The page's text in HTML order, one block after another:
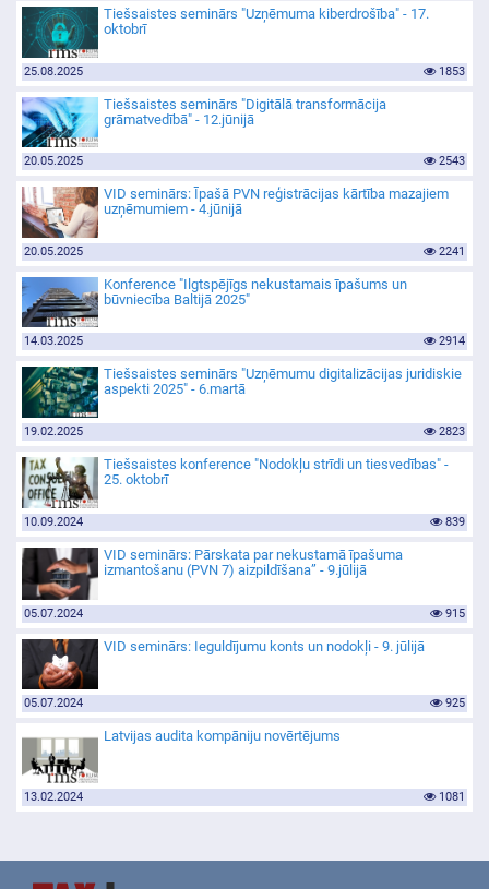
Tiešsaistes seminārs "Uzņēmuma kiberdrošība" - 17.
oktobrī
25.08.2025 1853
Tiešsaistes seminārs "Digitālā transformācija
grāmatvedībā" - 12.jūnijā
20.05.2025 2543
VID seminārs: Īpašā PVN reģistrācijas kārtība mazajiem
uzņēmumiem - 4.jūnijā
20.05.2025 2241
Konference "Ilgtspējīgs nekustamais īpašums un
būvniecība Baltijā 2025"
14.03.2025 2914
Tiešsaistes seminārs "Uzņēmumu digitalizācijas juridiskie
aspekti 2025" - 6.martā
19.02.2025 2823
Tiešsaistes konference "Nodokļu strīdi un tiesvedības" -
25. oktobrī
10.09.2024 839
VID seminārs: Pārskata par nekustamā īpašuma
izmantošanu (PVN 7) aizpildīšana” - 9.jūlijā
05.07.2024 915
VID seminārs: Ieguldījumu konts un nodokļi - 9. jūlijā
05.07.2024 925
Latvijas audita kompāniju novērtējums
13.02.2024 1081